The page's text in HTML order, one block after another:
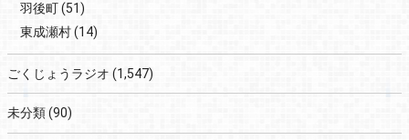
羽後町(51)
東成瀬村(14)
ごくじょうラジオ (1,547)
未分類(90)